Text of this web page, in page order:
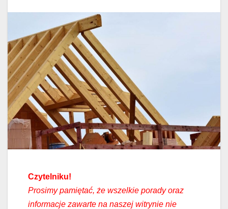
Czytelniku!
Prosimy pamiętać, że wszelkie porady oraz
informacje zawarte na naszej witrynie nie